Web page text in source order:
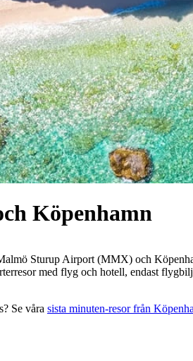
Köpenhamn
Sturup Airport (MMX) och
med flyg och hotell, endast
Se våra sista minuten-resor från